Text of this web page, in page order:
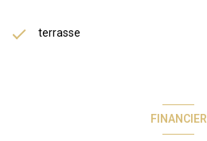
terrasse
FINANCIER